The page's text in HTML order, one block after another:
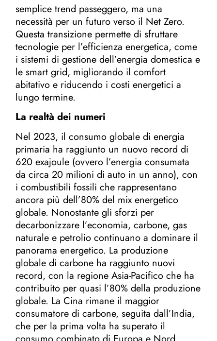
semplice trend passeggero, ma una
necessità per un futuro verso il Net Zero.
Questa transizione permette di sfruttare
tecnologie per l’efficienza energetica, come
i sistemi di gestione dell’energia domestica e
le smart grid, migliorando il comfort
abitativo e riducendo i costi energetici a
lungo termine.
La realtà dei numeri
Nel 2023, il consumo globale di energia
primaria ha raggiunto un nuovo record di
620 exajoule (ovvero l’energia consumata
da circa 20 milioni di auto in un anno), con
i combustibili fossili che rappresentano
ancora più dell’80% del mix energetico
globale. Nonostante gli sforzi per
decarbonizzare l’economia, carbone, gas
naturale e petrolio continuano a dominare il
panorama energetico. La produzione
globale di carbone ha raggiunto nuovi
record, con la regione Asia-Pacifico che ha
contribuito per quasi l’80% della produzione
globale. La Cina rimane il maggior
consumatore di carbone, seguita dall’India,
che per la prima volta ha superato il